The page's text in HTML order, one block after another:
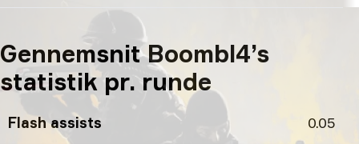
Gennemsnit Boombl4’s
statistik pr. runde
Flash assists 0.05